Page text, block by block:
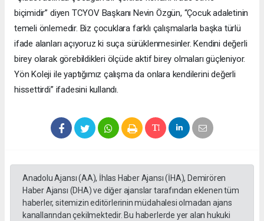
biçimidir” diyen TCYOV Başkanı Nevin Özgün, “Çocuk adaletinin
temeli önlemedir. Biz çocuklara farklı çalışmalarla başka türlü
ifade alanları açıyoruz ki suça sürüklenmesinler. Kendini değerli
birey olarak görebildikleri ölçüde aktif birey olmaları güçleniyor.
Yön Koleji ile yaptığımız çalışma da onlara kendilerini değerli
hissettirdi” ifadesini kullandı.
Anadolu Ajansı (AA), İhlas Haber Ajansı (İHA), Demirören
Haber Ajansı (DHA) ve diğer ajanslar tarafından eklenen tüm
haberler, sitemizin editörlerinin müdahalesi olmadan ajans
kanallarından çekilmektedir. Bu haberlerde yer alan hukuki